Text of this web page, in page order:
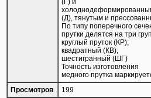
(Г) и
(Д), тянутым и
По типу поперечного
прутки делятся на три
круглый пруток (КР);
квадратный (КВ);
шестигранный (ШГ)
Точность изготовления
медного прутка
Просмотров
199